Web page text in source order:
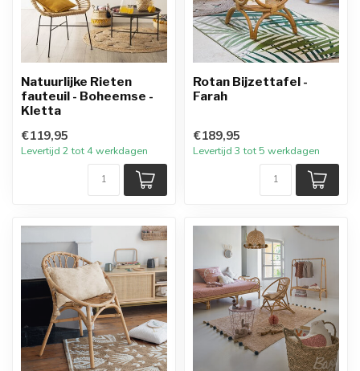
Natuurlijke Rieten
fauteuil - Boheemse -
Kletta
€119,95
Levertijd 2 tot 4 werkdagen
Rotan Bijzettafel -
Farah
€189,95
Levertijd 3 tot 5 werkdagen